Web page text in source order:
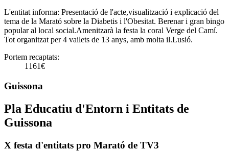
L'entitat informa: Presentació de l'acte,visualització i explicació del
tema de la Marató sobre la Diabetis i l'Obesitat. Berenar i gran bingo
popular al local social.Amenitzarà la festa la coral Verge del Camí.
Tot organitzat per 4 vailets de 13 anys, amb molta il.Lusió.
Portem recaptats:
1161€
Guissona
Pla Educatiu d'Entorn i Entitats de
Guissona
X festa d'entitats pro Marató de TV3